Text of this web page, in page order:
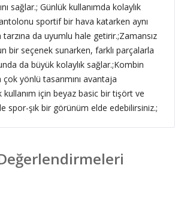
sağlar.; Günlük kullanımda kolaylık
sportif bir hava katarken aynı
da uyumlu hale getirir.;Zamansız
bir seçenek sunarken, farklı parçalarla
da büyük kolaylık sağlar.;Kombin
yönlü tasarımını avantaja
kullanım için beyaz basic bir tişört ve
spor-şık bir görünüm elde edebilirsiniz.;